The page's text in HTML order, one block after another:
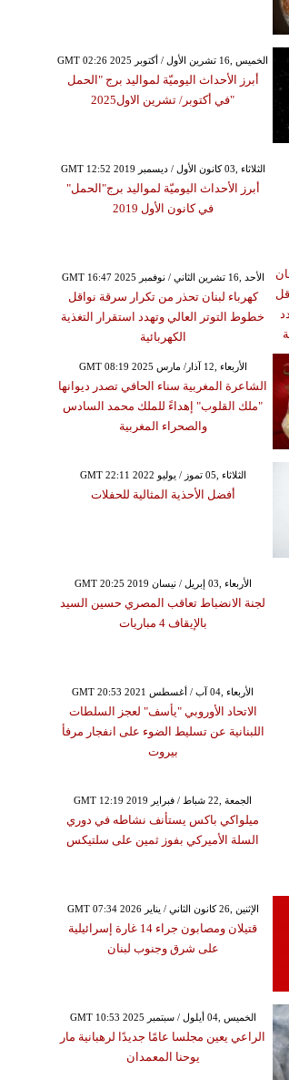
GMT 02:26 2025 الخميس ,16 تشرين الأول / أكتوبر
أبرز الأحداث اليوميّة لمواليد برج "الحمل
"في أكتوبر/ تشرين الاول2025
GMT 12:52 2019 الثلاثاء ,03 كانون الأول / ديسمبر
أبرز الأحداث اليوميّة لمواليد برج"الحمل"
في كانون الأول 2019
GMT 16:47 2025 الأحد ,16 تشرين الثاني / نوفمبر
كهرباء لبنان تحذر من تكرار سرقة نواقل
خطوط التوتر العالي وتهدد استقرار التغذية
الكهربائية
GMT 08:19 2025 الأربعاء ,12 آذار/ مارس
الشاعرة المغربية سناء الحافي تصدر ديوانها
"ملك القلوب" إهداءً للملك محمد السادس
والصحراء المغربية
GMT 22:11 2022 الثلاثاء ,05 تموز / يوليو
أفضل الأحذية المثالية للحفلات
GMT 20:25 2019 الأربعاء ,03 إبريل / نيسان
لجنة الانضباط تعاقب المصري حسين السيد
بالإيقاف 4 مباريات
GMT 20:53 2021 الأربعاء ,04 آب / أغسطس
الاتحاد الأوروبي "يأسف" لعجز السلطات
اللبنانية عن تسليط الضوء على انفجار مرفأ
بيروت
GMT 12:19 2019 الجمعة ,22 شباط / فبراير
ميلواكي باكس يستأنف نشاطه في دوري
السلة الأميركي بفوز ثمين على سلتيكس
GMT 07:34 2026 الإثنين ,26 كانون الثاني / يناير
قتيلان ومصابون جراء 14 غارة إسرائيلية
على شرق وجنوب لبنان
GMT 10:53 2025 الخميس ,04 أيلول / سبتمبر
الراعي يعين مجلسا عامًا جديدًا لرهبانية مار
يوحنا المعمدان